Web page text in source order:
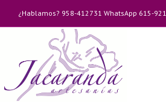
contenido
¿Hablamos? 958-412731 WhatsApp 615-